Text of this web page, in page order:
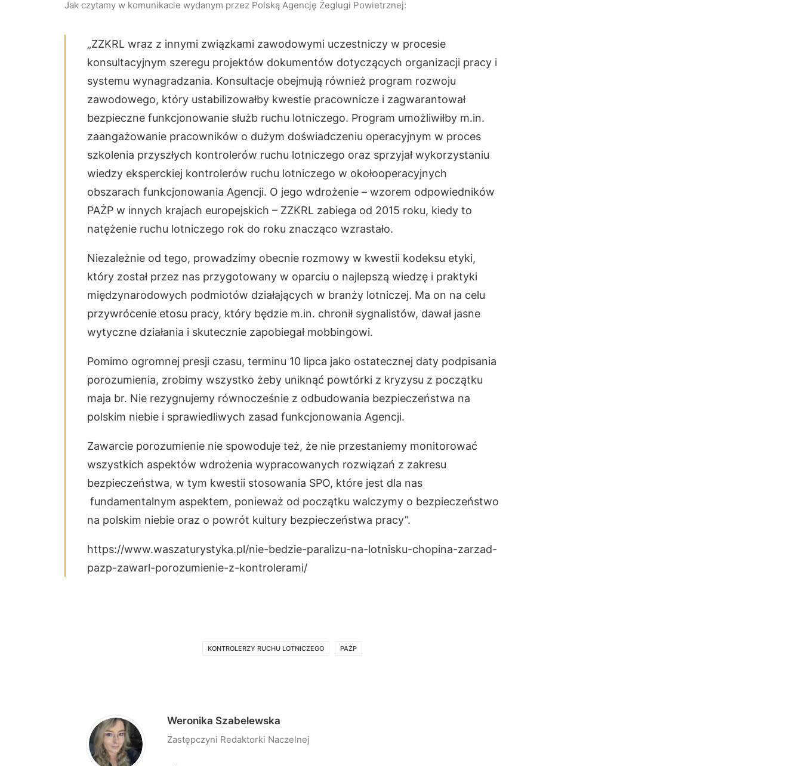
Jak czytamy w komunikacie wydanym przez Polską Agencję Żeglugi Powietrznej:
„ZZKRL wraz z innymi związkami zawodowymi uczestniczy w procesie
konsultacyjnym szeregu projektów dokumentów dotyczących organizacji pracy i
systemu wynagradzania. Konsultacje obejmują również program rozwoju
zawodowego, który ustabilizowałby kwestie pracownicze i zagwarantował
bezpieczne funkcjonowanie służb ruchu lotniczego. Program umożliwiłby m.in.
zaangażowanie pracowników o dużym doświadczeniu operacyjnym w proces
szkolenia przyszłych kontrolerów ruchu lotniczego oraz sprzyjał wykorzystaniu
wiedzy eksperckiej kontrolerów ruchu lotniczego w okołooperacyjnych
obszarach funkcjonowania Agencji. O jego wdrożenie – wzorem odpowiedników
PAŻP w innych krajach europejskich – ZZKRL zabiega od 2015 roku, kiedy to
natężenie ruchu lotniczego rok do roku znacząco wzrastało.
Niezależnie od tego, prowadzimy obecnie rozmowy w kwestii kodeksu etyki,
który został przez nas przygotowany w oparciu o najlepszą wiedzę i praktyki
międzynarodowych podmiotów działających w branży lotniczej. Ma on na celu
przywrócenie etosu pracy, który będzie m.in. chronił sygnalistów, dawał jasne
wytyczne działania i skutecznie zapobiegał mobbingowi.
Pomimo ogromnej presji czasu, terminu 10 lipca jako ostatecznej daty podpisania
porozumienia, zrobimy wszystko żeby uniknąć powtórki z kryzysu z początku
maja br. Nie rezygnujemy równocześnie z odbudowania bezpieczeństwa na
polskim niebie i sprawiedliwych zasad funkcjonowania Agencji.
Zawarcie porozumienie nie spowoduje też, że nie przestaniemy monitorować
wszystkich aspektów wdrożenia wypracowanych rozwiązań z zakresu
bezpieczeństwa, w tym kwestii stosowania SPO, które jest dla nas
fundamentalnym aspektem, ponieważ od początku walczymy o bezpieczeństwo
na polskim niebie oraz o powrót kultury bezpieczeństwa pracy”.
https://www.waszaturystyka.pl/nie-bedzie-paralizu-na-lotnisku-chopina-zarzad-
pazp-zawarl-porozumienie-z-kontrolerami/
KONTROLERZY RUCHU LOTNICZEGO PAŻP
Weronika Szabelewska
Zastępczyni Redaktorki Naczelnej